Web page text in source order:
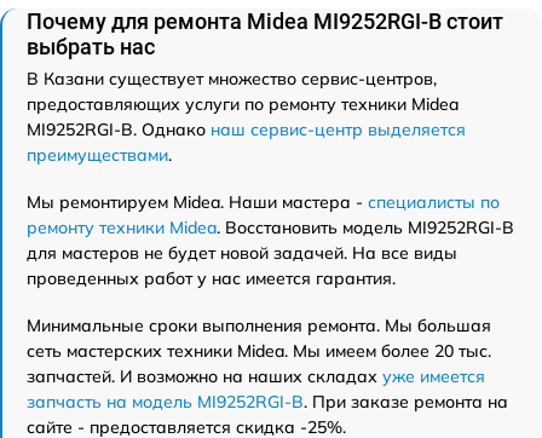
Почему для ремонта Midea MI9252RGI-B стоит
выбрать нас
В Казани существует множество сервис-центров,
предоставляющих услуги по ремонту техники Midea
MI9252RGI-B. Однако наш сервис-центр выделяется
преимуществами.
Мы ремонтируем Midea. Наши мастера - специалисты по
ремонту техники Midea. Восстановить модель MI9252RGI-B
для мастеров не будет новой задачей. На все виды
проведенных работ у нас имеется гарантия.
Минимальные сроки выполнения ремонта. Мы большая
сеть мастерских техники Midea. Мы имеем более 20 тыс.
запчастей. И возможно на наших складах уже имеется
запчасть на модель MI9252RGI-B. При заказе ремонта на
сайте - предоставляется скидка -25%.